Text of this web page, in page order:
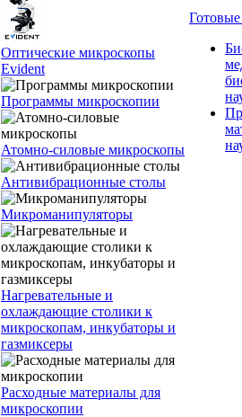
Оптические микроскопы
Evident
Программы микроскопии
Атомно-силовые микроскопы
Антивибрационные столы
Микроманипуляторы
Нагревательные и
охлаждающие столики к
микроскопам, инкубаторы и
газмиксеры
Расходные материалы для
микроскопии